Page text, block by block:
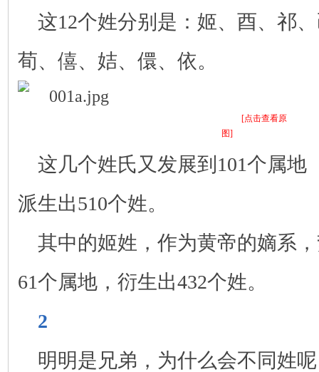
这12个姓分别是：姬、酉、祁
荀、僖、姞、儇、依。
[点击查看原
图]
这几个姓氏又发展到101个属地
派生出510个姓。
其中的姬姓，作为黄帝的嫡系
61个属地，衍生出432个姓。
2
明明是兄弟，为什么会不同姓